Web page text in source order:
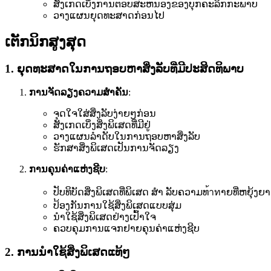
ສັງເກດເບິ່ງການຕອບສະຫນອງຂອງບຸກຄະລິກກະພາບ
ວາງແຜນຍຸດທະສາດກ່ອນໄປ
ເຕັກນິກສູງສຸດ
1. ຍຸດທະສາດໃນການຖອບຫາສິ່ງລັບທີ່ມີປະສິດທິພາບ
ການຈັດລຽງຄວາມສໍາຄັນ:
ຈຸດໃຈໃສ່ສິ່ງລັບງ່າຍໆກ່ອນ
ສັງເກດເບິ່ງສິ່ງພິເສດທີ່ມີຢູ່
ວາງແຜນລໍາດັບໃນການຖອບຫາສິ່ງລັບ
ຮັກສາສິ່ງພິເສດເປັນການຈັດລຽງ
ການຄຸນຄ່າແຫ່ງຊີບ:
ປັບທິບັດສິ່ງພິເສດທີ່ພິເສດ ສຳ ລັບຄວາມທ้าทາຍທີ່ຫຍຸ້ງຍ
ປ້ອງກັນການໃຊ້ສິ່ງພິເສດແບບສຸ່ມ
ນໍາໃຊ້ສິ່ງພິເສດຢ່າງເປົ້າໃຈ
ຄວບຄຸມການແຈກຢາຍຄຸນຄ່າແຫ່ງຊີບ
2. ການນໍາໃຊ້ສິ່ງພິເສດແທ້ໆ